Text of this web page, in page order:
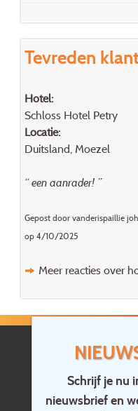
Schrijf je nu
nieuwsbrief en
Tevreden
Hotel:
Schloss Hotel Petry
Locatie:
Duitsland, Moezel
“ een aanrader! ”
Gepost door vanderispaillie
op 4/10/2025
Meer reacties over